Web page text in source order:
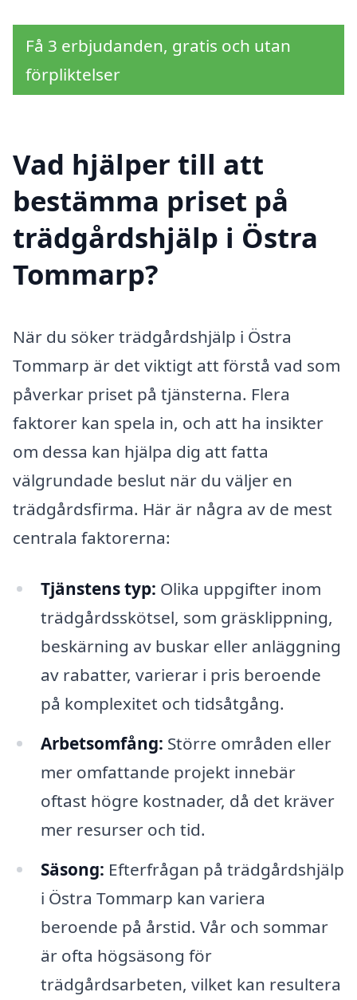
Få 3 erbjudanden, gratis och utan
förpliktelser
Vad hjälper till att
bestämma priset på
trädgårdshjälp i Östra
Tommarp?
När du söker trädgårdshjälp i Östra
Tommarp är det viktigt att förstå vad som
påverkar priset på tjänsterna. Flera
faktorer kan spela in, och att ha insikter
om dessa kan hjälpa dig att fatta
välgrundade beslut när du väljer en
trädgårdsfirma. Här är några av de mest
centrala faktorerna:
Tjänstens typ: Olika uppgifter inom
trädgårdsskötsel, som gräsklippning,
beskärning av buskar eller anläggning
av rabatter, varierar i pris beroende
på komplexitet och tidsåtgång.
Arbetsomfång: Större områden eller
mer omfattande projekt innebär
oftast högre kostnader, då det kräver
mer resurser och tid.
Säsong: Efterfrågan på trädgårdshjälp
i Östra Tommarp kan variera
beroende på årstid. Vår och sommar
är ofta högsäsong för
trädgårdsarbeten, vilket kan resultera